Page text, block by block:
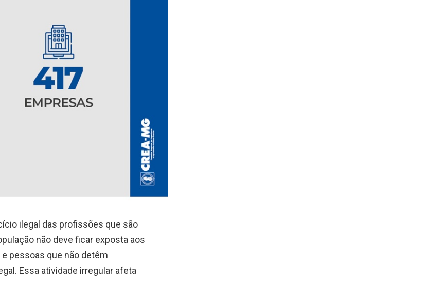
ilegal das profissões que são
não deve ficar exposta aos
pessoas que não detêm
Essa atividade irregular afeta